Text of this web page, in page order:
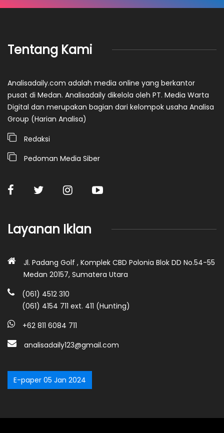
Tentang Kami
Analisadaily.com adalah media online yang berkantor
pusat di Medan. Analisadaily dikelola oleh PT. Media Warta
Digital dan merupakan bagian dari kelompok usaha Analisa
Group (Harian Analisa)
Redaksi
Pedoman Media Siber
Layanan Iklan
Jl. Padang Golf , Komplek CBD Polonia Blok DD No.54-55
Medan 20157, Sumatera Utara
(061) 4512 310
(061) 4154 711 ext. 411 (Hunting)
+62 811 6084 711
analisadaily123@gmail.com
E-paper 05 Jan 2024